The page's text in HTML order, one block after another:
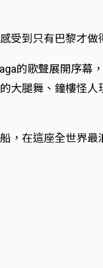
受到只有巴黎才做
的歌聲展開序幕
大腿舞、鐘樓怪
，在這座全世界